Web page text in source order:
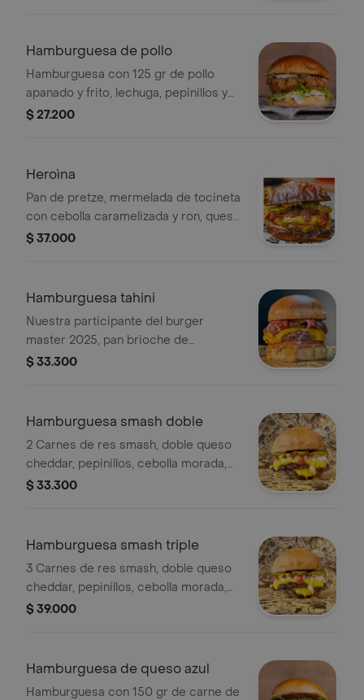
Hamburguesa de pollo
Hamburguesa con 125 gr de pollo
apanado y frito, lechuga, pepinillos y
salsa de la casa.
$ 27.200
Heroìna
Pan de pretze, mermelada de tocineta
con cebolla caramelizada y ron, queso
cheddar, queso white cheddar,
$ 37.000
Hamburguesa tahini
Nuestra participante del burger
master 2025, pan brioche de
formulacion española, salsa a base de
queso cheddar, tocineta ahumada,
salsa criolla (cebolla morada, perejil y
limòn).
$ 33.300
Hamburguesa smash doble
2 Carnes de res smash, doble queso
cheddar, pepinillos, cebolla morada,
mostaza, ketchup y pan de la casa
$ 33.300
Hamburguesa smash triple
3 Carnes de res smash, doble queso
cheddar, pepinillos, cebolla morada,
ketchup, mostaza y pan de la casa
$ 39.000
Hamburguesa de queso azul
Hamburguesa con 150 gr de carne de